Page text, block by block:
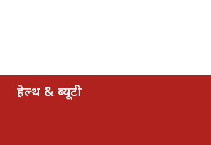
हेल्थ & ब्यूटी